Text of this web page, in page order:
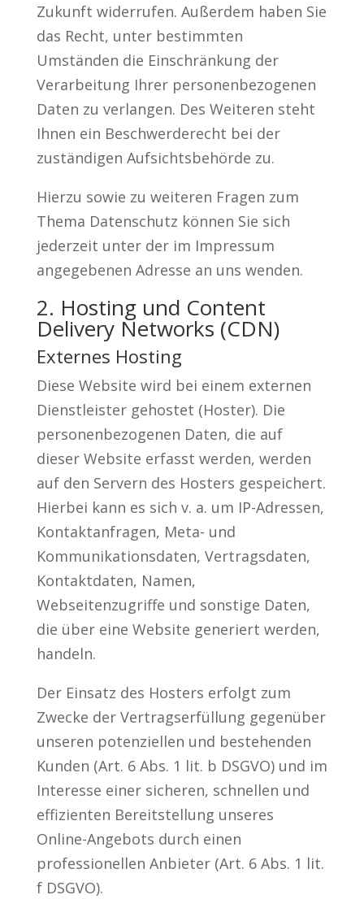
Zukunft widerrufen. Außerdem haben Sie
das Recht, unter bestimmten
Umständen die Einschränkung der
Verarbeitung Ihrer personenbezogenen
Daten zu verlangen. Des Weiteren steht
Ihnen ein Beschwerderecht bei der
zuständigen Aufsichtsbehörde zu.
Hierzu sowie zu weiteren Fragen zum
Thema Datenschutz können Sie sich
jederzeit unter der im Impressum
angegebenen Adresse an uns wenden.
2. Hosting und Content
Delivery Networks (CDN)
Externes Hosting
Diese Website wird bei einem externen
Dienstleister gehostet (Hoster). Die
personenbezogenen Daten, die auf
dieser Website erfasst werden, werden
auf den Servern des Hosters gespeichert.
Hierbei kann es sich v. a. um IP-Adressen,
Kontaktanfragen, Meta- und
Kommunikationsdaten, Vertragsdaten,
Kontaktdaten, Namen,
Webseitenzugriffe und sonstige Daten,
die über eine Website generiert werden,
handeln.
Der Einsatz des Hosters erfolgt zum
Zwecke der Vertragserfüllung gegenüber
unseren potenziellen und bestehenden
Kunden (Art. 6 Abs. 1 lit. b DSGVO) und im
Interesse einer sicheren, schnellen und
effizienten Bereitstellung unseres
Online-Angebots durch einen
professionellen Anbieter (Art. 6 Abs. 1 lit.
f DSGVO).